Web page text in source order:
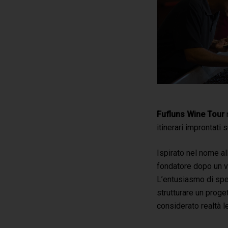
Fufluns Wine Tour
itinerari improntati
Ispirato nel nome
fondatore dopo un
L’entusiasmo di
strutturare un
considerato realtà